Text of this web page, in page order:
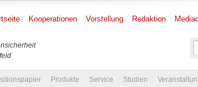
Kooperationen Vorstellung Redaktion
Produkte Service Studien